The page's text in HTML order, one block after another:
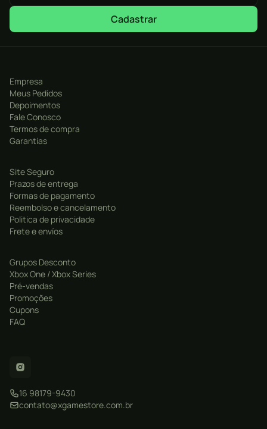
– Use bicicleta, esquis, prancha de snowboard ou traje
planador por um mundo aberto contínuo no modo
Cadastrar
Empresa
Meus Pedidos
Depoimentos
Fale Conosco
Termos de compra
Garantias
Site Seguro
Prazos de entrega
Formas de pagamento
Reembolso e cancelamento
Politica de privacidade
Frete e envíos
Grupos Desconto
Xbox One / Xbox Series
Pré-vendas
Promoções
Cupons
FAQ
16 98179-9430
contato@xgamestore.com.br